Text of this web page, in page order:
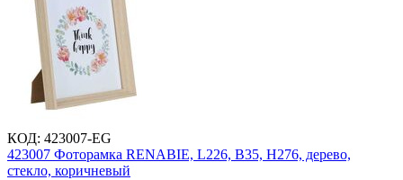
КОД: 423007-EG
423007 Фоторамка RENABIE, L226, B35, H276, дерево,
стекло, коричневый